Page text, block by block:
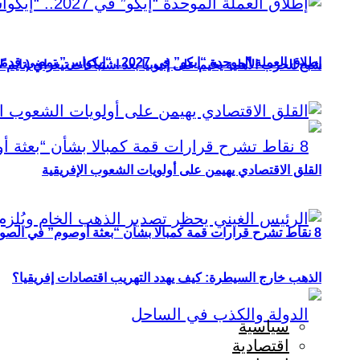
شبح الحرب الأهلية يخيم على إثيوبيا بعد اشتباكات تيغراي (تايم
8 نقاط تشرح قرارات قمة كمبالا بشأن “بعثة أوصوم” في الصومال؟
إطلاق العملة الموحدة “إيكو” في 2027.. “إيكواس” تمضي قدمًا دون انتظار
القلق الاقتصادي يهيمن على أولويات الشعوب الإفريقية
الذهب خارج السيطرة: كيف يهدد التهريب اقتصادات إفريقيا؟
سياسية
اقتصادية